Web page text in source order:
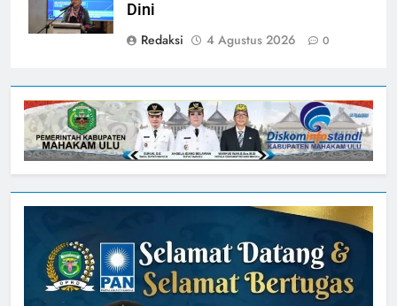
Dini
Redaksi
4 Agustus 2026 0